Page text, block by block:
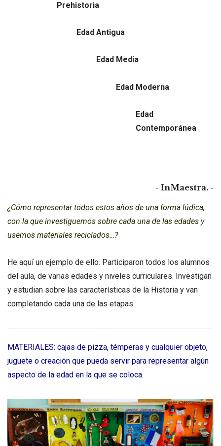
Prehistoria
Edad Antigua
Edad Media
Edad Moderna
Edad
Contemporánea
- InMaestra. -
¿Cómo representar todos estos años de una forma lúdica,
con la que investiguemos sobre cada una de las edades y
usemos materiales reciclados…?
He aquí un ejemplo de ello. Participaron todos los alumnos
del aula, de varias edades y niveles curriculares. Investigan
y estudian sobre las características de la Historia y van
completando cada una de las etapas.
MATERIALES: cajas de pizza, témperas y cualquier objeto,
juguete o creación que pueda servir para representar algún
aspecto de la edad en la que se coloca.